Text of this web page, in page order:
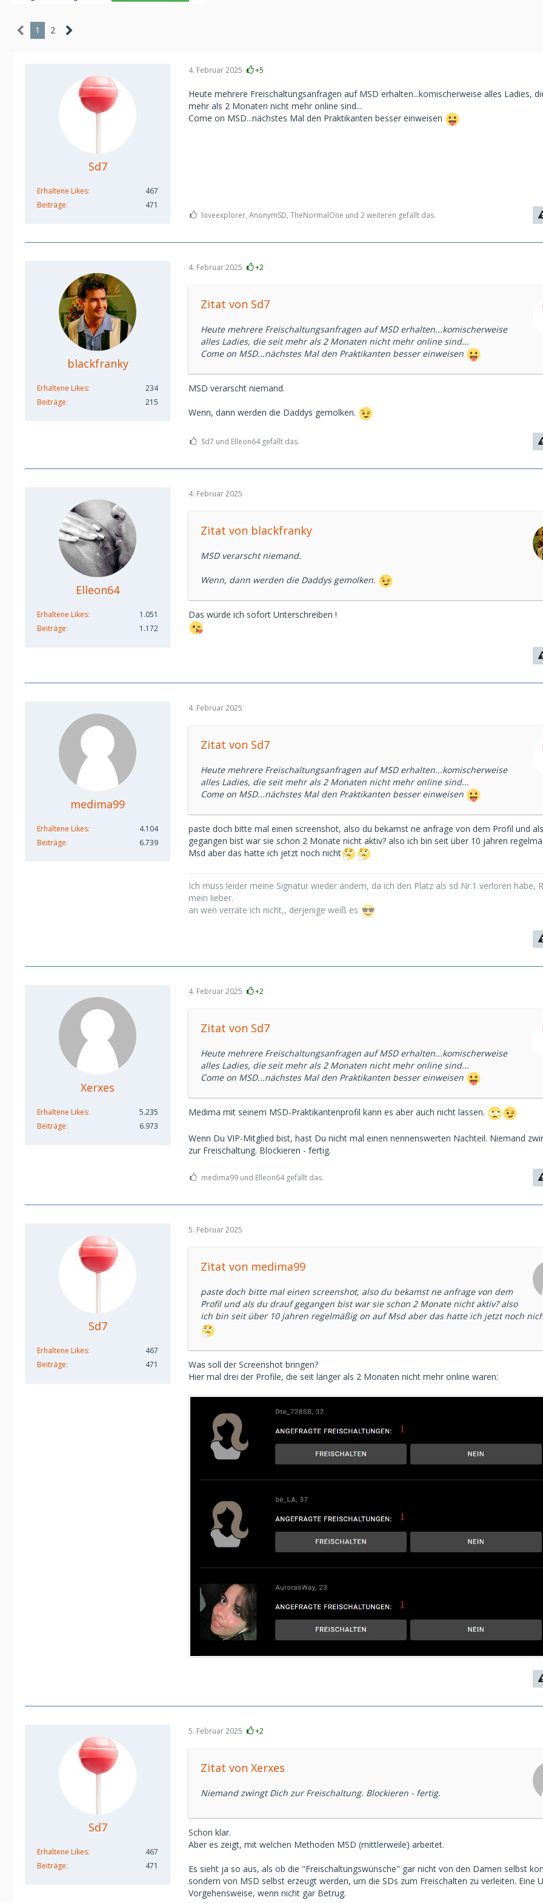
1 2
Sd7
Erhaltene Likes
467
Beiträge
471
4. Februar 2025 +5
Heute mehrere Freischaltungsanfragen auf MSD erhalten...komischerweise alles Ladies,
mehr als 2 Monaten nicht mehr online sind...
Come on MSD...nächstes Mal den Praktikanten besser einweisen
loveexplorer, AnonymSD, TheNormalOne und 2 weiteren gefällt das.
blackfranky
Erhaltene Likes
234
Beiträge
215
4. Februar 2025 +2
Zitat von Sd7
Heute mehrere Freischaltungsanfragen auf MSD erhalten...komischerweise
alles Ladies, die seit mehr als 2 Monaten nicht mehr online sind...
Come on MSD...nächstes Mal den Praktikanten besser einweisen
MSD verarscht niemand.
Wenn, dann werden die Daddys gemolken.
Sd7 und Elleon64 gefällt das.
Elleon64
Erhaltene Likes
1.051
Beiträge
1.172
4. Februar 2025
Zitat von blackfranky
MSD verarscht niemand.
Wenn, dann werden die Daddys gemolken.
Das würde ich sofort Unterschreiben !
medima99
Erhaltene Likes
4.104
Beiträge
6.739
4. Februar 2025
Zitat von Sd7
Heute mehrere Freischaltungsanfragen auf MSD erhalten...komischerweise
alles Ladies, die seit mehr als 2 Monaten nicht mehr online sind...
Come on MSD...nächstes Mal den Praktikanten besser einweisen
paste doch bitte mal einen screenshot, also du bekamst ne anfrage von dem Profil und
gegangen bist war sie schon 2 Monate nicht aktiv? also ich bin seit über 10 jahren
Msd aber das hatte ich jetzt noch nicht
Ich muss leider meine Signatur wieder ändern, da ich den Platz als sd Nr.1 verloren habe,
mein lieber.
an wen verrate ich nicht,, derjenige weiß es
Xerxes
Erhaltene Likes
5.235
Beiträge
6.973
4. Februar 2025 +2
Zitat von Sd7
Heute mehrere Freischaltungsanfragen auf MSD erhalten...komischerweise
alles Ladies, die seit mehr als 2 Monaten nicht mehr online sind...
Come on MSD...nächstes Mal den Praktikanten besser einweisen
Medima mit seinem MSD-Praktikantenprofil kann es aber auch nicht lassen.
Wenn Du VIP-Mitglied bist, hast Du nicht mal einen nennenswerten Nachteil. Niemand
zur Freischaltung. Blockieren - fertig.
medima99 und Elleon64 gefällt das.
Sd7
Erhaltene Likes
467
Beiträge
471
5. Februar 2025
Zitat von medima99
paste doch bitte mal einen screenshot, also du bekamst ne anfrage von dem
Profil und als du drauf gegangen bist war sie schon 2 Monate nicht aktiv? also
ich bin seit über 10 jahren regelmäßig on auf Msd aber das hatte ich jetzt noch
Was soll der Screenshot bringen?
Hier mal drei der Profile, die seit länger als 2 Monaten nicht mehr online waren:
Sd7
Erhaltene Likes
467
Beiträge
471
5. Februar 2025 +2
Zitat von Xerxes
Niemand zwingt Dich zur Freischaltung. Blockieren - fertig.
Schon klar.
Aber es zeigt, mit welchen Methoden MSD (mittlerweile) arbeitet.
Es sieht ja so aus, als ob die "Freischaltungswünsche" gar nicht von den Damen selbst
sondern von MSD selbst erzeugt werden, um die SDs zum Freischalten zu verleiten. Eine
Vorgehensweise, wenn nicht gar Betrug.